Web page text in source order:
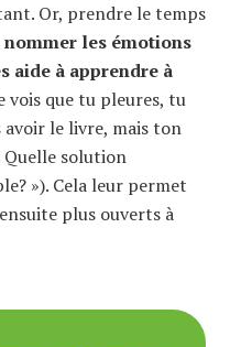
Or, prendre le temps
les émotions
aide à apprendre à
vois que tu pleures, tu
le livre, mais ton
Quelle solution
»). Cela leur permet
plus ouverts à